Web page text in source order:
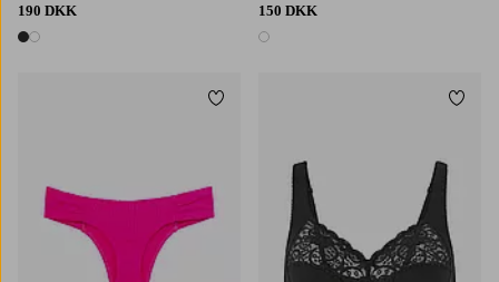
190 DKK
2 farver
150 DKK
1 farve
Tilføj til favoritter